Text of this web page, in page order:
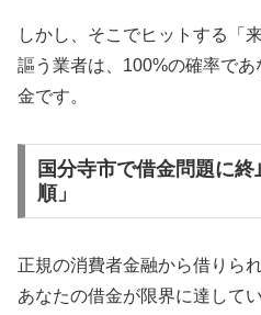
しかし、そこでヒットする「
謳う業者は、100%の確率で
金です。
国分寺市で借金問題に
順」
正規の消費者金融から借りら
あなたの借金が限界に達して